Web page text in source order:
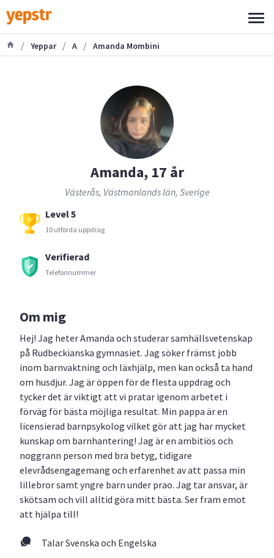
/ Yeppar / A / Amanda Mombini
Amanda, 17 år
Västerås, Västmanlands län, Sverige
Level 5
10 utförda uppdrag
Verifierad
Telefonnummer
Om mig
Hej! Jag heter Amanda och studerar samhällsvetenskap
på Rudbeckianska gymnasiet. Jag söker främst jobb
inom barnvaktning och läxhjälp, men kan också ta hand
om husdjur. Jag är öppen för de flesta uppdrag och
tycker det är viktigt att vi pratar igenom arbetet i
förväg för bästa möjliga resultat. Min pappa är en
licensierad barnpsykolog vilket gör att jag har mycket
kunskap om barnhantering! Jag är en ambitiös och
noggrann person med bra betyg, tidigare
elevrådsengagemang och erfarenhet av att passa min
lillebror samt yngre barn under prao. Jag tar ansvar, är
skötsam och vill alltid göra mitt bästa. Ser fram emot
att hjälpa till!
Talar Svenska och Engelska